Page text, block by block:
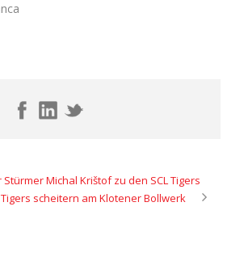
Michal Krištof zu den SCL Tigers
Tigers scheitern am Klotener Bollwerk